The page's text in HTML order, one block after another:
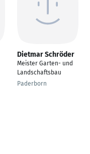
Dietmar Schröder
Meister Garten- und
Landschaftsbau
Paderborn